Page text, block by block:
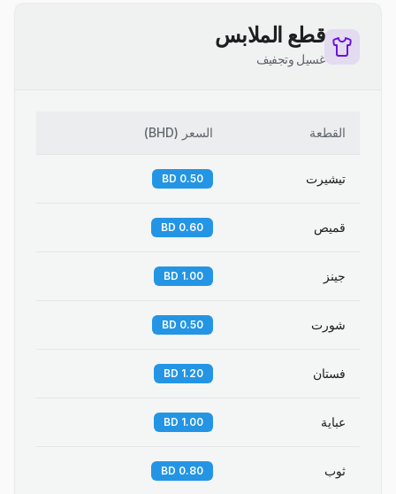
قطع الملابس
غسيل وتجفيف
القطعة السعر (
BHD
)
تيشيرت 0.50 BD
قميص 0.60 BD
جينز 1.00 BD
شورت 0.50 BD
فستان 1.20 BD
عباية 1.00 BD
ثوب 0.80 BD